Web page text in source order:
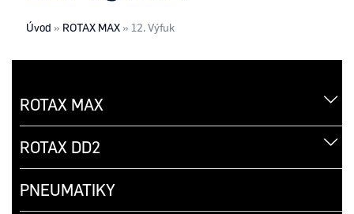
Úvod » ROTAX MAX » 12. Výfuk
ROTAX MAX
ROTAX DD2
PNEUMATIKY